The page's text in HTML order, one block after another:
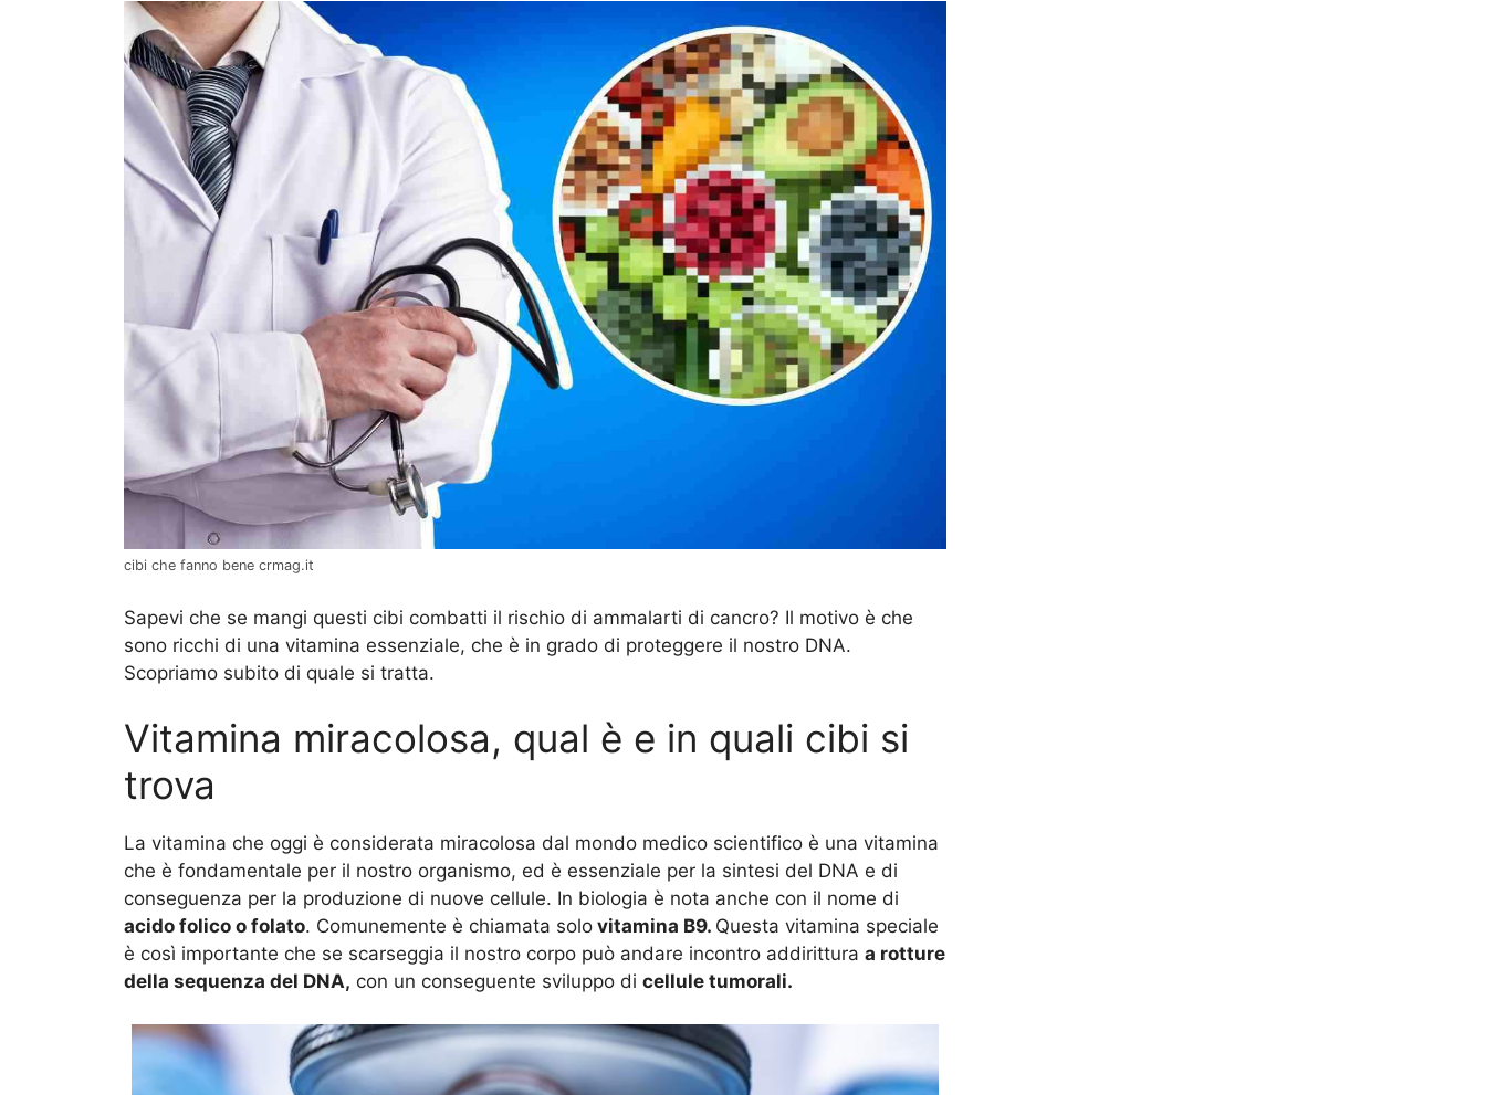
cibi che fanno bene crmag.it
Sapevi che se mangi questi cibi combatti il rischio di ammalarti di cancro? Il motivo è che
sono ricchi di una vitamina essenziale, che è in grado di proteggere il nostro DNA.
Scopriamo subito di quale si tratta.
Vitamina miracolosa, qual è e in quali cibi si
trova
La vitamina che oggi è considerata miracolosa dal mondo medico scientifico è una vitamina
che è fondamentale per il nostro organismo, ed è essenziale per la sintesi del DNA e di
conseguenza per la produzione di nuove cellule. In biologia è nota anche con il nome di
acido folico o folato. Comunemente è chiamata solo vitamina B9. Questa vitamina speciale
è così importante che se scarseggia il nostro corpo può andare incontro addirittura a rotture
della sequenza del DNA, con un conseguente sviluppo di cellule tumorali.